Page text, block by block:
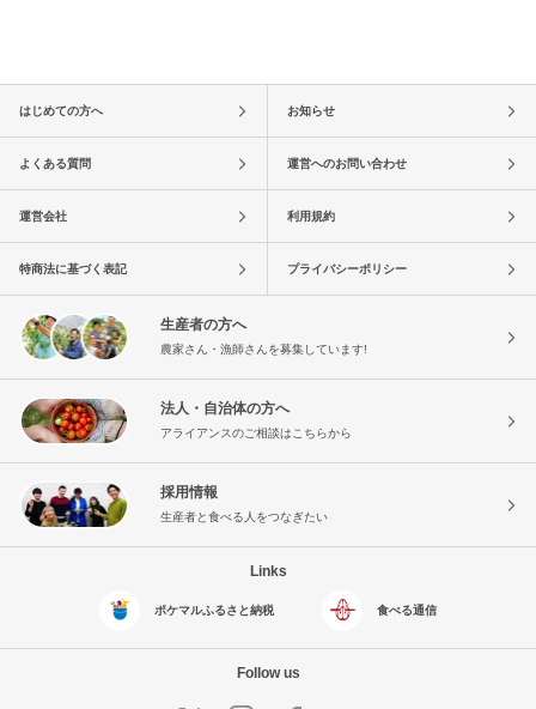
はじめての方へ お知らせ
よくある質問 運営へのお問い合わせ
運営会社 利用規約
特商法に基づく表記 プライバシーポリシー
生産者の方へ
農家さん・漁師さんを募集しています!
法人・自治体の方へ
アライアンスのご相談はこちらから
採用情報
生産者と食べる人をつなぎたい
Links
ポケマルふるさと納税 食べる通信
Follow us